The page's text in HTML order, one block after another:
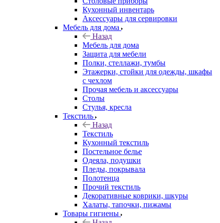
Кухонный инвентарь
Аксессуары для сервировки
Мебель для дома
Назад
Мебель для дома
Защита для мебели
Полки, стеллажи, тумбы
Этажерки, стойки для одежды, шкафы
с чехлом
Прочая мебель и аксессуары
Столы
Стулья, кресла
Текстиль
Назад
Текстиль
Кухонный текстиль
Постельное белье
Одеяла, подушки
Пледы, покрывала
Полотенца
Прочий текстиль
Декоративные коврики, шкуры
Халаты, тапочки, пижамы
Товары гигиены